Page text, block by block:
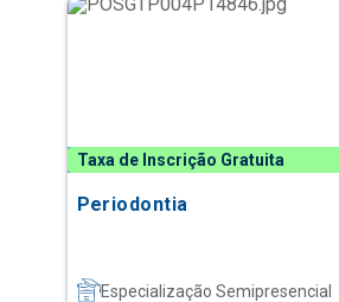
Taxa de Inscrição Gratuita
Periodontia
Especialização Semipresencial